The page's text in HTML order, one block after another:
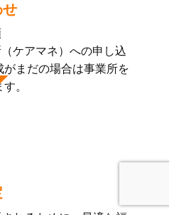
ケアマネ）への申し込
まだの場合は事業所を
。